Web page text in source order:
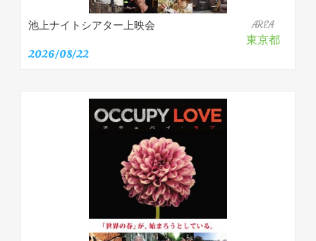
池上ナイトシアター上映会 AREA
東京都
2026/08/22